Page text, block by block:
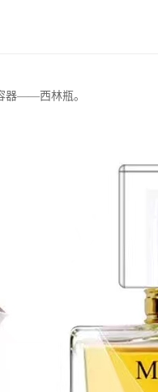
器——西林瓶。